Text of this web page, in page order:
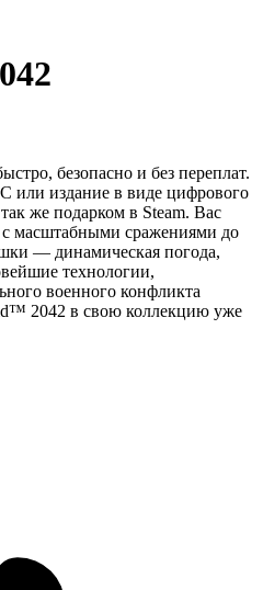
безопасно и без переплат.
или издание в виде цифрового
же подарком в Steam. Вас
масштабными сражениями до
— динамическая погода,
технологии,
военного конфликта
2042 в свою коллекцию уже